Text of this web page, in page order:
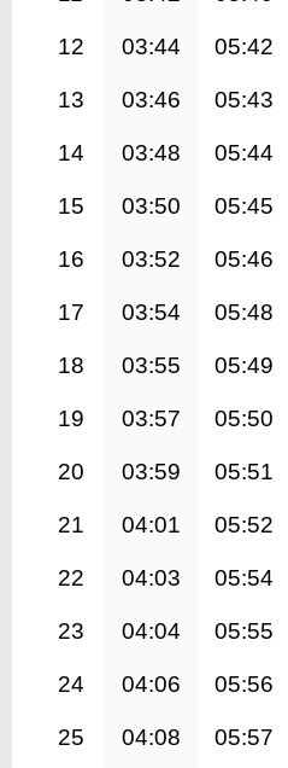
12 03:44 05:42
13 03:46 05:43
14 03:48 05:44
15 03:50 05:45
16 03:52 05:46
17 03:54 05:48
18 03:55 05:49
19 03:57 05:50
20 03:59 05:51
21 04:01 05:52
22 04:03 05:54
23 04:04 05:55
24 04:06 05:56
25 04:08 05:57